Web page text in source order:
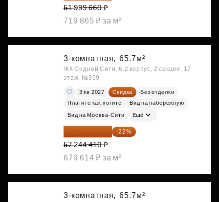
51 999 660 ₽
719 865 ₽ за м²
3-комнатная, 65.7м²
ЖК Сидней Сити, 6.2 корпус, 2 секция, 17
этаж, №359
3 кв 2027 Скидка
Без отделки
Платите как хотите
Вид на набережную
Вид на Москва-Сити Ещё
44 650 640 ₽ -22%
57 244 410 ₽
679 614 ₽ за м²
3-комнатная, 65.7м²